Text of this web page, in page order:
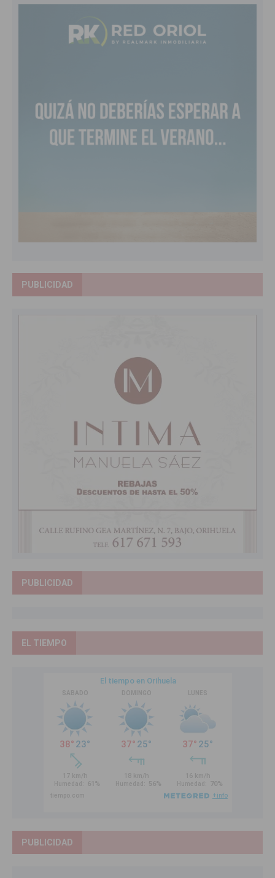
PUBLICIDAD
PUBLICIDAD
EL TIEMPO
PUBLICIDAD